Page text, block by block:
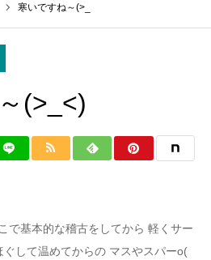
寒いですね～(>_
(>_<)
で基本的な稽古をしてから 軽くサー
して温めてからの マスやスパーo(